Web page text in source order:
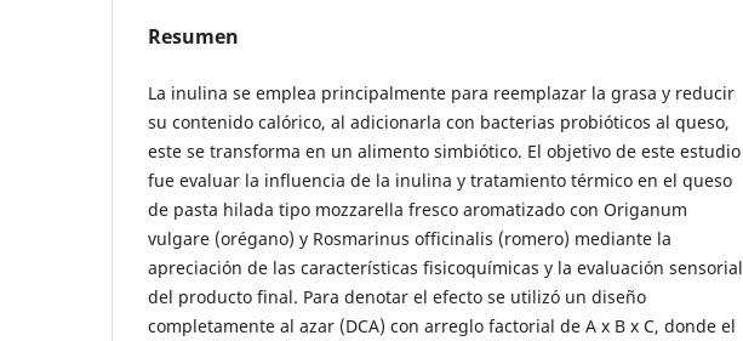
Resumen
La inulina se emplea principalmente para reemplazar la grasa y reducir
su contenido calórico, al adicionarla con bacterias probióticos al queso,
este se transforma en un alimento simbiótico. El objetivo de este estudio
fue evaluar la influencia de la inulina y tratamiento térmico en el queso
de pasta hilada tipo mozzarella fresco aromatizado con Origanum
vulgare (orégano) y Rosmarinus officinalis (romero) mediante la
apreciación de las características fisicoquímicas y la evaluación sensorial
del producto final. Para denotar el efecto se utilizó un diseño
completamente al azar (DCA) con arreglo factorial de A x B x C, donde el